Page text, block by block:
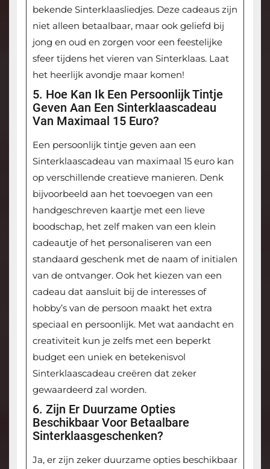
bekende Sinterklaasliedjes. Deze cadeaus zijn
niet alleen betaalbaar, maar ook geliefd bij
jong en oud en zorgen voor een feestelijke
sfeer tijdens het vieren van Sinterklaas. Laat
het heerlijk avondje maar komen!
5. Hoe Kan Ik Een Persoonlijk Tintje
Geven Aan Een Sinterklaascadeau
Van Maximaal 15 Euro?
Een persoonlijk tintje geven aan een
Sinterklaascadeau van maximaal 15 euro kan
op verschillende creatieve manieren. Denk
bijvoorbeeld aan het toevoegen van een
handgeschreven kaartje met een lieve
boodschap, het zelf maken van een klein
cadeautje of het personaliseren van een
standaard geschenk met de naam of initialen
van de ontvanger. Ook het kiezen van een
cadeau dat aansluit bij de interesses of
hobby’s van de persoon maakt het extra
speciaal en persoonlijk. Met wat aandacht en
creativiteit kun je zelfs met een beperkt
budget een uniek en betekenisvol
Sinterklaascadeau creëren dat zeker
gewaardeerd zal worden.
6. Zijn Er Duurzame Opties
Beschikbaar Voor Betaalbare
Sinterklaasgeschenken?
Ja, er zijn zeker duurzame opties beschikbaar